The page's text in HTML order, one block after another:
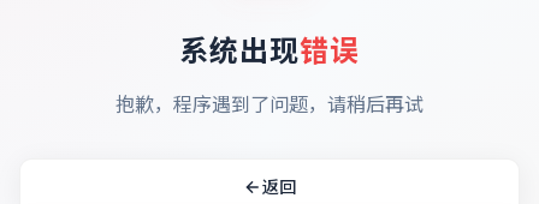
系统出现错误
抱歉，程序遇到了问题，请稍后再试
返回